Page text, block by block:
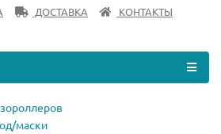
ДОСТАВКА
КОНТАКТЫ
маски